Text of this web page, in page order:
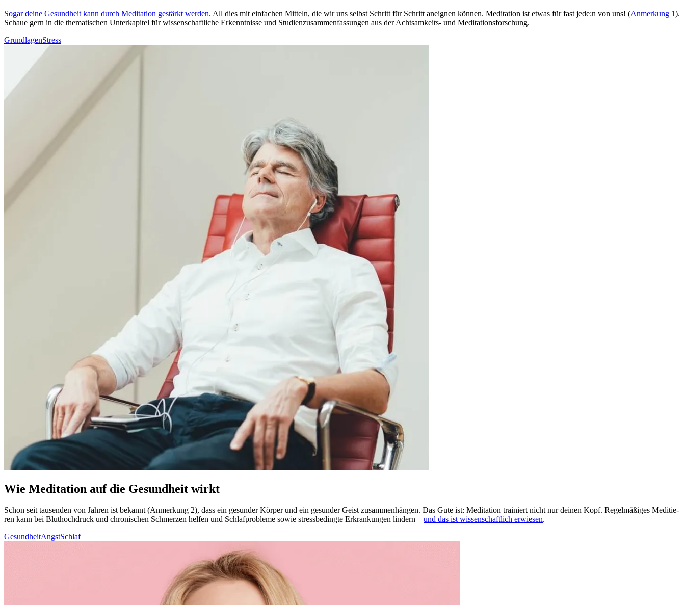
Sogar deine Gesund­heit kann durch Medi­ta­tion gestärkt werden. All dies mit ein­fa­chen Mit­teln, die wir uns selbst Schritt für Schritt aneignen können. Meditation ist etwas für fast jede:n von uns! (Anmerkung 1).
Schaue gern in die thematischen Unterkapitel für wissenschaftliche Erkenntnisse und Studienzusammenfassungen aus der Achtsamkeits- und Meditationsforschung.
GrundlagenStress
Wie Meditation auf die Gesundheit wirkt
Schon seit tau­sen­den von Jahren ist bekannt (Anmerkung 2), dass ein gesun­der Körper und ein gesun­der Geist zusam­men­hän­gen. Das Gute ist: Medi­ta­tion trai­niert nicht nur deinen Kopf. Regel­mä­ßi­ges Medi­tie­
ren kann bei Blut­hoch­druck und chronischen Schmerzen helfen und Schlaf­pro­ble­me sowie stress­be­ding­te Erkran­kun­gen lindern – und das ist wissenschaftlich erwiesen.
GesundheitAngstSchlaf